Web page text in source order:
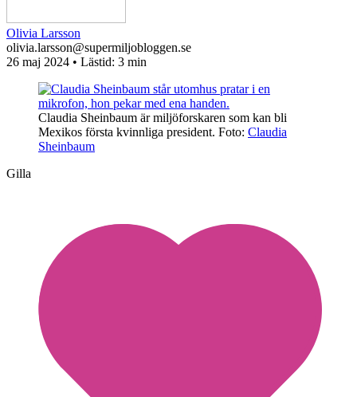
Olivia Larsson
olivia.larsson@supermiljobloggen.se
26 maj 2024 • Lästid: 3 min
Claudia Sheinbaum är miljöforskaren som kan bli
Mexikos första kvinnliga president. Foto: Claudia
Sheinbaum
Gilla